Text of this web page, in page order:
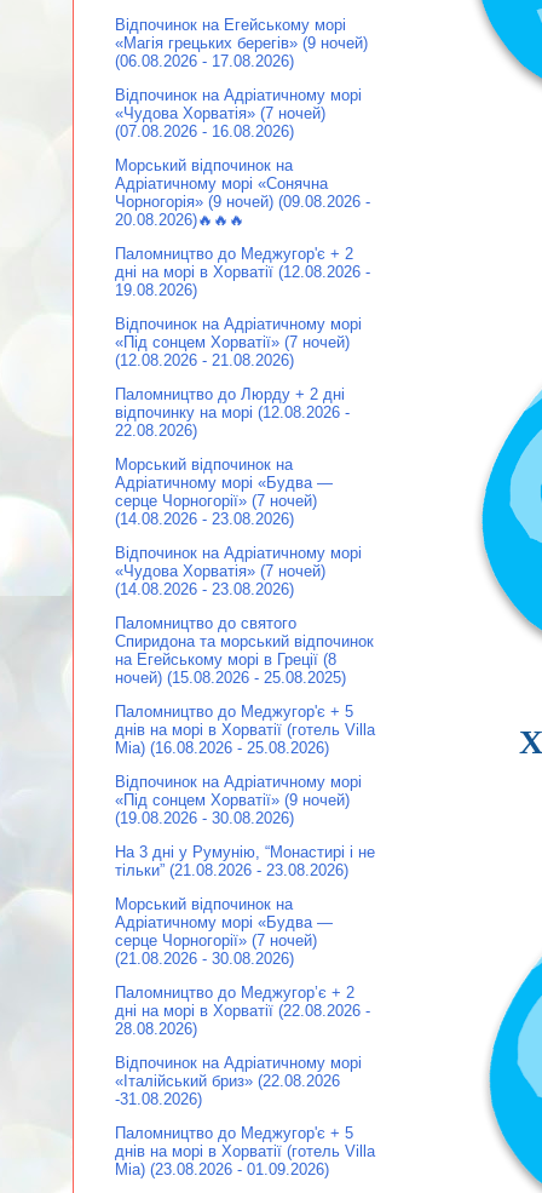
Відпочинок на Егейському морі
«Магія грецьких берегів» (9 ночей)
(06.08.2026 - 17.08.2026)
Відпочинок на Адріатичному морі
«Чудова Хорватія» (7 ночей)
(07.08.2026 - 16.08.2026)
Морський відпочинок на
Адріатичному морі «Сонячна
Чорногорія» (9 ночей) (09.08.2026 -
20.08.2026)🔥🔥🔥
Паломництво до Меджугор'є + 2
дні на морі в Хорватії (12.08.2026 -
19.08.2026)
Відпочинок на Адріатичному морі
«Під сонцем Хорватії» (7 ночей)
(12.08.2026 - 21.08.2026)
Паломництво до Люрду + 2 дні
відпочинку на морі (12.08.2026 -
22.08.2026)
Морський відпочинок на
Адріатичному морі «Будва —
серце Чорногорії» (7 ночей)
(14.08.2026 - 23.08.2026)
Відпочинок на Адріатичному морі
«Чудова Хорватія» (7 ночей)
(14.08.2026 - 23.08.2026)
Паломництво до святого
Спиридона та морський відпочинок
на Егейському морі в Греції (8
ночей) (15.08.2026 - 25.08.2025)
Паломництво до Меджугор'є + 5
днів на морі в Хорватії (готель Villa
Mia) (16.08.2026 - 25.08.2026)
Відпочинок на Адріатичному морі
«Під сонцем Хорватії» (9 ночей)
(19.08.2026 - 30.08.2026)
На 3 дні у Румунію, “Монастирі і не
тільки” (21.08.2026 - 23.08.2026)
Морський відпочинок на
Адріатичному морі «Будва —
серце Чорногорії» (7 ночей)
(21.08.2026 - 30.08.2026)
Паломництво до Меджугор’є + 2
дні на морі в Хорватії (22.08.2026 -
28.08.2026)
Відпочинок на Адріатичному морі
«Італійський бриз» (22.08.2026
-31.08.2026)
Паломництво до Меджугор'є + 5
днів на морі в Хорватії (готель Villa
Mia) (23.08.2026 - 01.09.2026)